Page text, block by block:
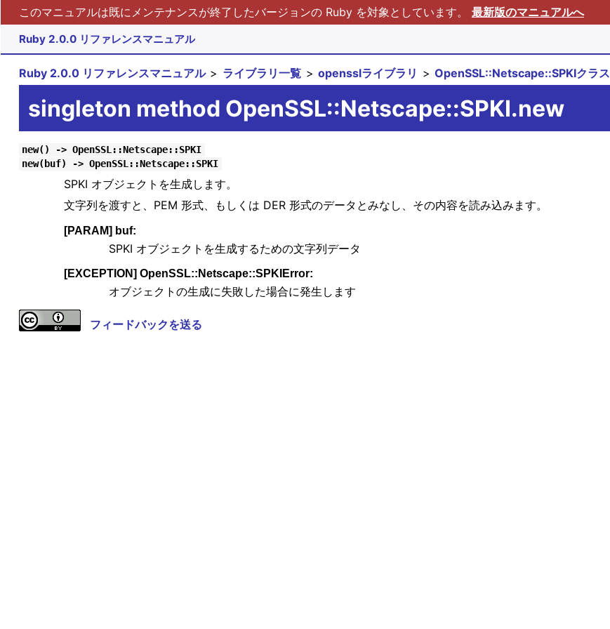
このマニュアルは既にメンテナンスが終了したバージョンの Ruby を対象としています。 最新版のマニュアルへ
Ruby 2.0.0 リファレンスマニュアル
Ruby 2.0.0 リファレンスマニュアル ライブラリ一覧 opensslライブラリ OpenSSL::Netscape::SPKIクラス
singleton method OpenSSL::Netscape::SPKI.new
new() -> OpenSSL::Netscape::SPKI
new(buf) -> OpenSSL::Netscape::SPKI
SPKI オブジェクトを生成します。
文字列を渡すと、PEM 形式、もしくは DER 形式のデータとみなし、その内容を読み込みます。
[PARAM] buf:
SPKI オブジェクトを生成するための文字列データ
[EXCEPTION] OpenSSL::Netscape::SPKIError:
オブジェクトの生成に失敗した場合に発生します
フィードバックを送る